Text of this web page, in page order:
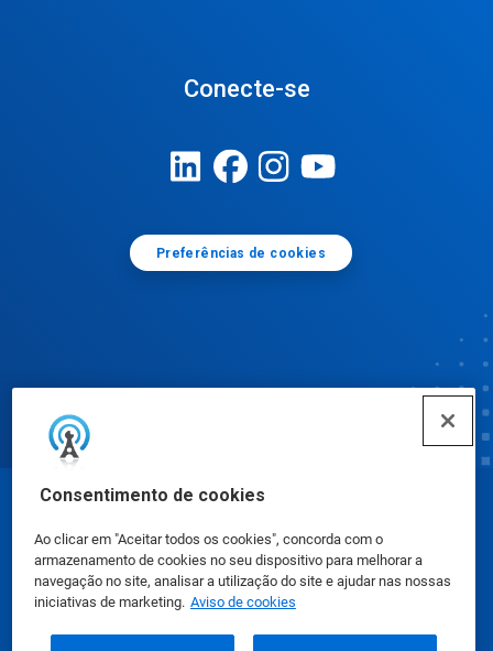
Consentimento de cookies
Ao clicar em "Aceitar todos os cookies", concorda com o
armazenamento de cookies no seu dispositivo para melhorar a
navegação no site, analisar a utilização do site e ajudar nas nossas
iniciativas de marketing. Aviso de cookies
Conecte-se
Preferências de cookies
Fichas de Informação de Segurança de Produtos
Químicos|Política de Privacidade